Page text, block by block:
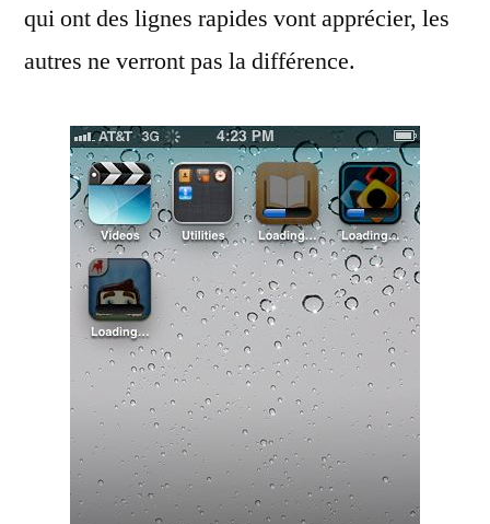
qui ont des lignes rapides vont apprécier, les
autres ne verront pas la différence.